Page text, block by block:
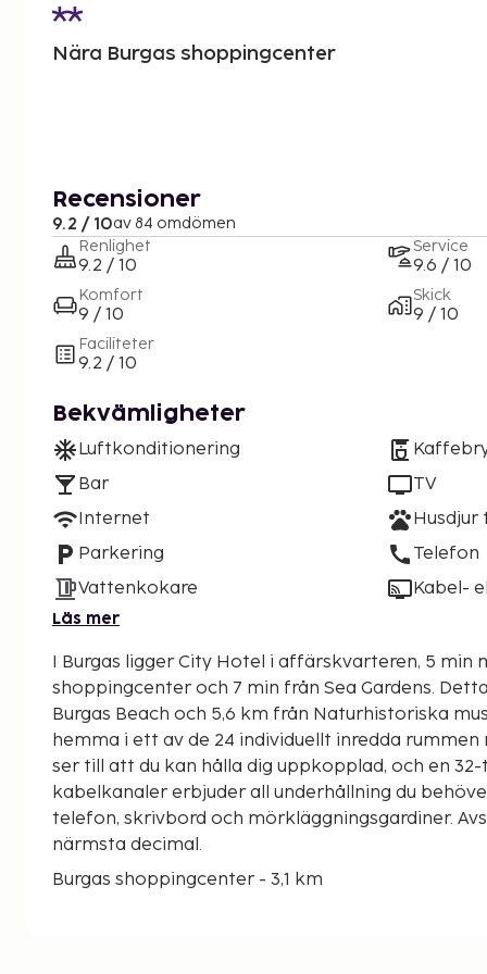
Nära Burgas shoppingcenter
Recensioner
9.2 / 10av 84 omdömen
Renlighet
9.2 / 10
Komfort
9 / 10
Faciliteter
9.2 / 10
Service
9.6 / 10
Skick
9 / 10
Bekvämligheter
Luftkonditionering
Bar
Internet
Parkering
Vattenkokare
TV
Husdjur
Telefon
Kabel-
Läs mer
I Burgas ligger City Hotel i affärskvarteren, 5 min
shoppingcenter och 7 min från Sea Gardens. Detta hotell ligger 4,8 km från
Burgas Beach och 5,6 km från Naturhistoriska
hemma i ett av de 24 individuellt inredda
ser till att du kan hålla dig uppkopplad, och en
kabelkanaler erbjuder all underhållning du
telefon, skrivbord och mörkläggningsgardiner.
närmsta decimal.
Burgas shoppingcenter - 3,1 km